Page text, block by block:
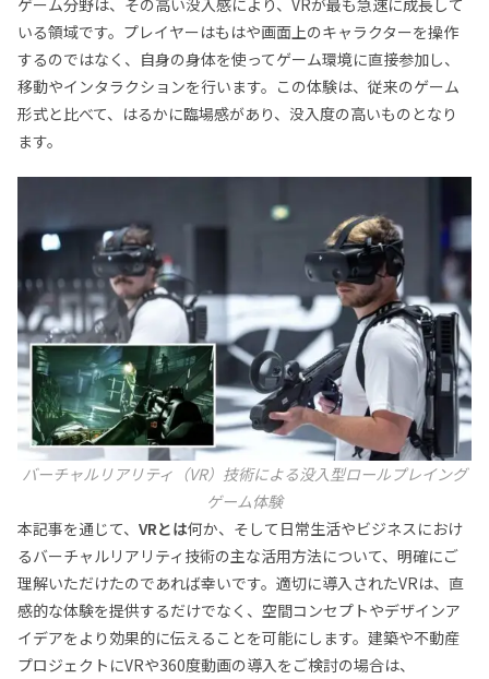
いる領域です。プレイヤーはもはや画面上のキャラクターを操作
するのではなく、自身の身体を使ってゲーム環境に直接参加し、
移動やインタラクションを行います。この体験は、従来のゲーム
形式と比べて、はるかに臨場感があり、没入度の高いものとなり
ます。
バーチャルリアリティ（VR）技術による没入型ロールプレイング
ゲーム体験
本記事を通じて、 VRとは何か、そして日常生活やビジネスにおけ
るバーチャルリアリティ技術の主な活用方法について、明確にご
理解いただけたのであれば幸いです。適切に導入されたVRは、直
感的な体験を提供するだけでなく、空間コンセプトやデザインア
イデアをより効果的に伝えることを可能にします。建築や不動産
プロジェクトにVRや360度動画の導入をご検討の場合は、